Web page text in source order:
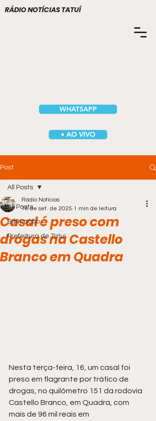
WHATSAPP
RÁDIO NOTÍCIAS TATUÍ
• AO VIVO
Post
All Posts
Educação
Prefeitura de Tatuí
All Posts
Casal é preso com
drogas na Castello
Branco em Quadra
Rádio Notícias
16 de set. de 2025 1 min de leitura
Nesta terça-feira, 16, um casal foi
preso em flagrante por tráfico de
drogas, no quilômetro 151 da rodovia
Castello Branco, em Quadra, com
mais de 96 mil reais em